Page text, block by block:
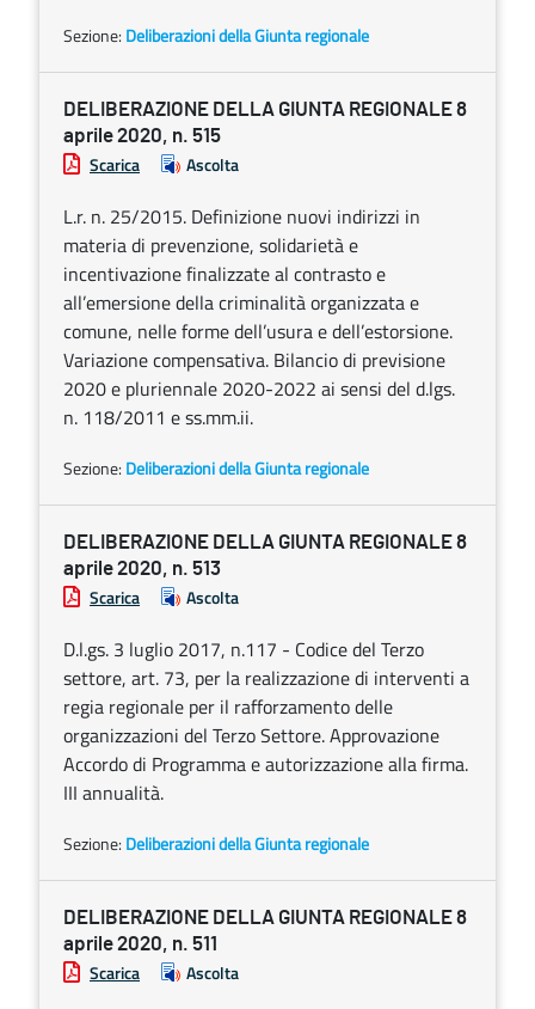
Sezione: Deliberazioni della Giunta regionale
DELIBERAZIONE DELLA GIUNTA REGIONALE 8
aprile 2020, n. 515
Scarica Ascolta
L.r. n. 25/2015. Definizione nuovi indirizzi in
materia di prevenzione, solidarietà e
incentivazione finalizzate al contrasto e
all’emersione della criminalità organizzata e
comune, nelle forme dell’usura e dell’estorsione.
Variazione compensativa. Bilancio di previsione
2020 e pluriennale 2020-2022 ai sensi del d.lgs.
n. 118/2011 e ss.mm.ii.
Sezione: Deliberazioni della Giunta regionale
DELIBERAZIONE DELLA GIUNTA REGIONALE 8
aprile 2020, n. 513
Scarica Ascolta
D.l.gs. 3 luglio 2017, n.117 - Codice del Terzo
settore, art. 73, per la realizzazione di interventi a
regia regionale per il rafforzamento delle
organizzazioni del Terzo Settore. Approvazione
Accordo di Programma e autorizzazione alla firma.
III annualità.
Sezione: Deliberazioni della Giunta regionale
DELIBERAZIONE DELLA GIUNTA REGIONALE 8
aprile 2020, n. 511
Scarica Ascolta